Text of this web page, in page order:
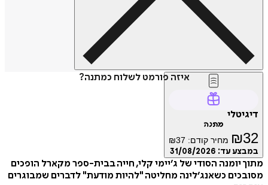
איזה פורמט לשלוח כמתנה?
דיגיטלי
מתנה
₪32 מחיר קודם: ₪37
במבצע עד: 31/08/2026
מתוך יומנה הסודי של ג׳יימי קלי, חייה בבית-ספר מקארל הופכים
מסובכים כשאנג׳לינה מחליטה "להיות מודעת" לדברים שמבוגרים